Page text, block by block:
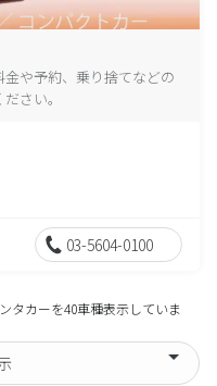
や予約、乗り捨てなどの
さい。
03-5604-0100
タカーを40車種表示していま